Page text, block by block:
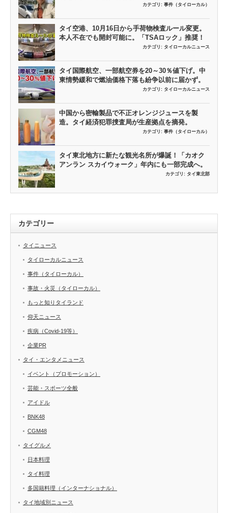
カテゴリ: 事件（タイローカル）
タイ空港、10月16日から手荷物検査ルール変更。
本人不在でも開封可能に。「TSAロック」推奨！
カテゴリ: タイローカルニュース
タイ国際航空、一部航空券を20～30％値下げ。中
東情勢緩和で燃油価格下落も紛争以前に届かず。
カテゴリ: タイローカルニュース
中国から密輸製品で不正オレンジジュースを製
造。タイ経済犯罪捜査局が生産拠点を摘発。
カテゴリ: 事件（タイローカル）
タイ東北地方に新たな観光名所が爆誕！「カオク
アンラン スカイウォーク」年内にも一部完成へ。
カテゴリ: タイ東北部
カテゴリー
タイニュース
タイローカルニュース
事件（タイローカル）
事故・火災（タイローカル）
もっと知りタイランド
仰天ニュース
疾病（Covid-19等）
企業PR
タイ・エンタメニュース
イベント（プロモーション）
芸能・スポーツ全般
アイドル
BNK48
CGM48
タイグルメ
日本料理
タイ料理
多国籍料理（インターナショナル）
タイ地域別ニュース